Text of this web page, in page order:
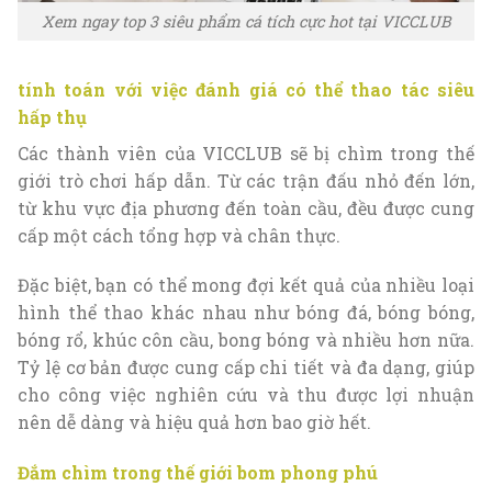
Xem ngay top 3 siêu phẩm cá tích cực hot tại VICCLUB
tính toán với việc đánh giá có thể thao tác siêu
hấp thụ
Các thành viên của VICCLUB sẽ bị chìm trong thế
giới trò chơi hấp dẫn. Từ các trận đấu nhỏ đến lớn,
từ khu vực địa phương đến toàn cầu, đều được cung
cấp một cách tổng hợp và chân thực.
Đặc biệt, bạn có thể mong đợi kết quả của nhiều loại
hình thể thao khác nhau như bóng đá, bóng bóng,
bóng rổ, khúc côn cầu, bong bóng và nhiều hơn nữa.
Tỷ lệ cơ bản được cung cấp chi tiết và đa dạng, giúp
cho công việc nghiên cứu và thu được lợi nhuận
nên dễ dàng và hiệu quả hơn bao giờ hết.
Đắm chìm trong thế giới bom phong phú